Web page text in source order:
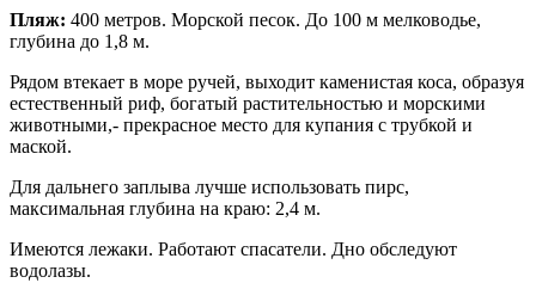
Пляж: 400 метров. Морской песок. До 100 м мелководье,
глубина до 1,8 м.
Рядом втекает в море ручей, выходит каменистая коса, образуя
естественный риф, богатый растительностью и морскими
животными,- прекрасное место для купания с трубкой и
маской.
Для дальнего заплыва лучше использовать пирс,
максимальная глубина на краю: 2,4 м.
Имеются лежаки. Работают спасатели. Дно обследуют
водолазы.